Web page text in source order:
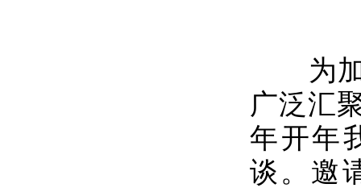
为加
广泛汇
年开年
谈。邀